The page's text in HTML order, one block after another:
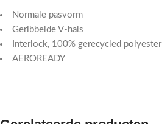
Normale pasvorm
Geribbelde V-hals
Interlock, 100% gerecycled polyester
AEROREADY